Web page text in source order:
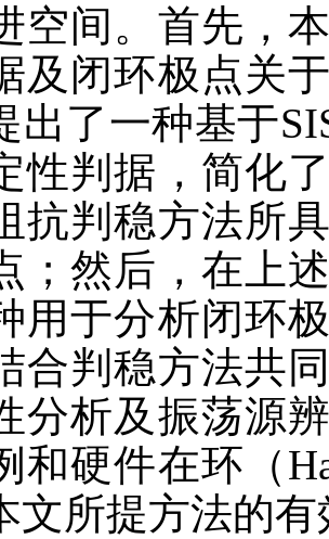
空间。首先，
及闭环极点关
出了一种基于
性判据，简化
抗判稳方法所
；然后，在上
用于分析闭环
合判稳方法共
分析及振荡源
和硬件在环（
文所提方法的有